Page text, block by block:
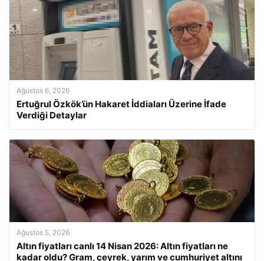
Ağustos 6, 2026
Ertuğrul Özkök’ün Hakaret İddiaları Üzerine İfade
Verdiği Detaylar
Ağustos 5, 2026
Altın fiyatları canlı 14 Nisan 2026: Altın fiyatları ne
kadar oldu? Gram, çeyrek, yarım ve cumhuriyet altını